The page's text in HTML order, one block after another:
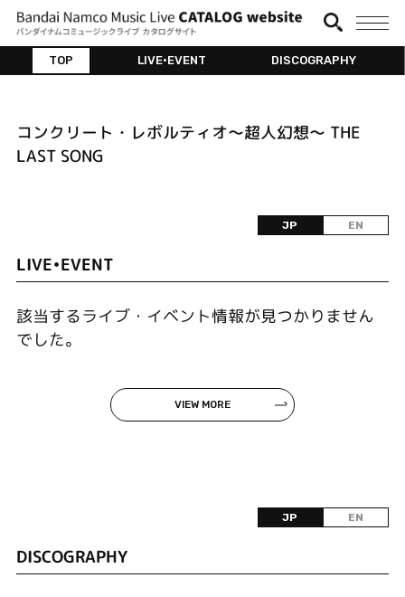
TOP LIVE•EVENT DISCOGRAPHY
コンクリート・レボルティオ～超人幻想～ THE
LAST SONG
JP EN
LIVE•EVENT
該当するライブ・イベント情報が見つかりません
でした。
VIEW MORE
JP EN
DISCOGRAPHY